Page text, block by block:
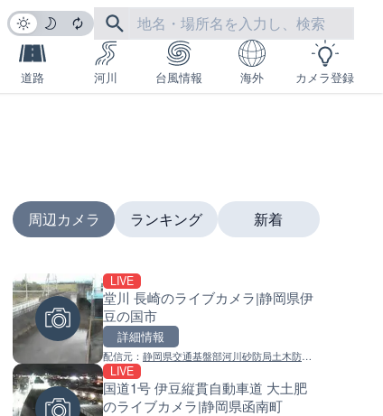
道路 河川 台風情報 海外 カメラ登録
周辺カメラ
LIVE
堂川 長崎のライブカメラ|静岡県伊
豆の国市
詳細情報
配信元： 静岡県交通基盤部河川砂防局土木防災
課LIVE
国道1号 伊豆縦貫自動車道 大土肥
のライブカメラ|静岡県函南町
ランキング
内海海水浴場のライブカメラ|
配信元：南知多町観光協会
羽田空港第2旅客ターミナルか
ライブカメラ|東京都大田区
新着
南出川水門付近のライブカメ
配信元：日高町役場
比井川水門付近から比井崎海
イブカメラ|和歌山県日高町